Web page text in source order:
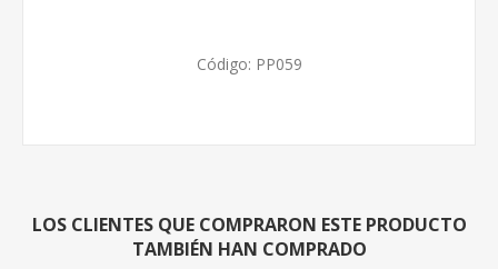
Código: PP059
LOS CLIENTES QUE COMPRARON ESTE PRODUCTO
TAMBIÉN HAN COMPRADO